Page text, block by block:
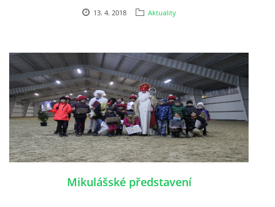
13. 4. 2018 Aktuality
Mikulášské představení